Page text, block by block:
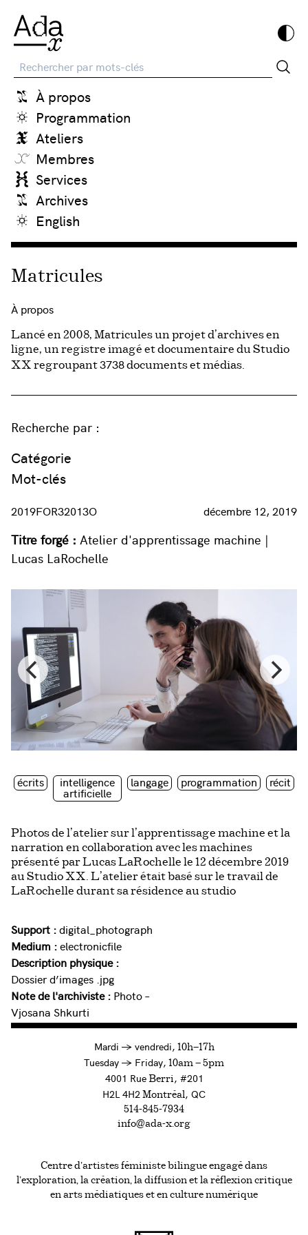
Recherche
À propos
Programmation
Ateliers
Membres
Services
Archives
English
Matricules
À propos
Lancé en 2008, Matricules un projet d’archives en
ligne, un registre imagé et documentaire du Studio
XX regroupant3738documents et médias.
Recherche par :
Catégorie
Mot-clés
2019FOR32013O décembre 12, 2019
Titre forgé : Atelier d'apprentissage machine |
Lucas LaRochelle
écrits intelligence
artificielle
langage programmation récit
Photos de l’atelier sur l’apprentissage machine et la
narration en collaboration avec les machines
présenté par Lucas LaRochelle le 12 décembre 2019
au Studio XX. L’atelier était basé sur le travail de
LaRochelle durant sa résidence au studio
Support :digital_photograph
Medium :electronicfile
Description physique :
Dossier d’images .jpg
Note de l'archiviste : Photo –
Vjosana Shkurti
Mardi →à
vendredi, 10h—17h
Tuesday →toFriday, 10am — 5pm
4001 RueBerri, #201
H2L 4H2 Montréal, QC
514-845-7934
info@ada-x.org
Centre d’artistes féministe bilingue engagé dans
l’exploration, la création, la diffusion et la réflexion critique
en arts médiatiques et en culture numérique